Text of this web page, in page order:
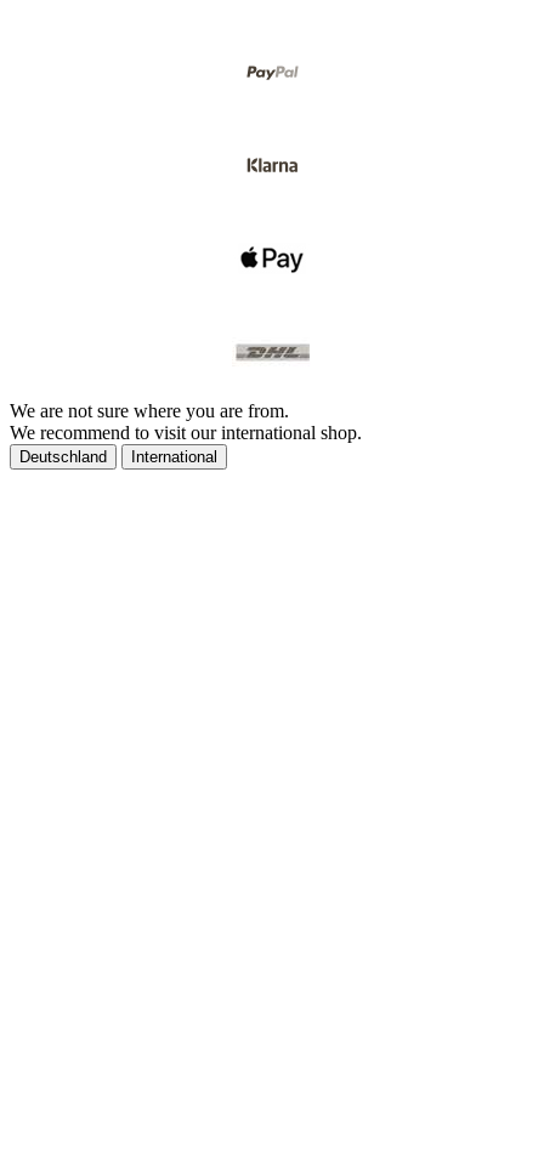
We are not sure where you are from.
We recommend to visit our international shop.
Deutschland International